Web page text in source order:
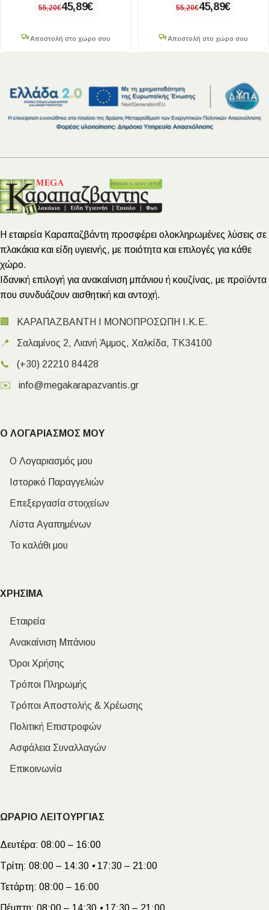
55,20€45,89€
Αποστολή στο χώρο σου
55,20€45,89€
Αποστολή στο χώρο σου
Η εταιρεία Καραπαζβάντη προσφέρει ολοκληρωμένες λύσεις σε
πλακάκια και είδη υγιεινής, με ποιότητα και επιλογές για κάθε
χώρο.
Ιδανική επιλογή για ανακαίνιση μπάνιου ή κουζίνας, με προϊόντα
που συνδυάζουν αισθητική και αντοχή.
🏢 ΚΑΡΑΠΑΖΒΑΝΤΗ Ι ΜΟΝΟΠΡΟΣΩΠΗ Ι.Κ.Ε.
📍 Σαλαμίνος 2, Λιανή Άμμος, Χαλκίδα, ΤΚ34100
📞 (+30) 22210 84428
✉️ info@megakarapazvantis.gr
Ο ΛΟΓΑΡΙΑΣΜΟΣ ΜΟΥ
Ο Λογαριασμός μου
Ιστορικό Παραγγελιών
Επεξεργασία στοιχείων
Λίστα Αγαπημένων
Το καλάθι μου
ΧΡΗΣΙΜΑ
Εταιρεία
Ανακαίνιση Μπάνιου
Όροι Χρήσης
Τρόποι Πληρωμής
Τρόποι Αποστολής & Χρέωσης
Πολιτική Επιστροφών
Ασφάλεια Συναλλαγών
Επικοινωνία
ΩΡΑΡΙΟ ΛΕΙΤΟΥΡΓΙΑΣ
Δευτέρα: 08:00 – 16:00
Τρίτη: 08:00 – 14:30 •17:30 – 21:00
Τετάρτη: 08:00 – 16:00
Πέμπτη: 08:00 – 14:30 •17:30 – 21:00